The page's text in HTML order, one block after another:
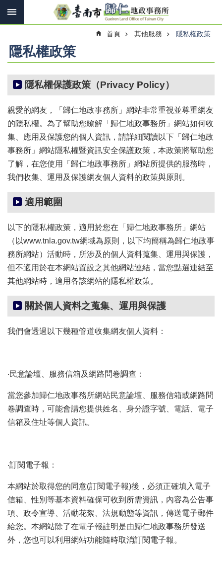
跳到主要內容區塊
搜
搜
尋
快
報
機
關
簡
介
線
上
申
辦
查
詢
便
民
服
意
下
專
區
主
他
服
地
籍
首頁 其他服務 隱私權政策
隱私權政策
隱私權保護政策（Privacy Policy）
親愛的網友，「歸仁地政事務所」網站非常重視並尊重網友
的隱私權。為了幫助您瞭解「歸仁地政事務所」網站如何收
集、應用及保護您的個人資訊，請詳細閱讀以下「歸仁地政
事務所」網站隱私權暨資訊安全保護政策，本政策將幫助您
了解，在您使用「歸仁地政事務所」網站所提供的服務時，
我們收集、運用及保護網友個人資料的政策與原則。
適用範圍
以下的隱私權政策，適用於您在「歸仁地政事務所」網站
（以www.tnla.gov.tw網域為原則，以下均簡稱為歸仁地政事
務所網站）活動時，所涉及的個人資料蒐集、運用與保護，
但不適用於在本網站置設之其他網站連結，當您點選連結至
其他網站時，適用各該網站的隱私權政策。
關於個人資料之蒐集、運用與保護
我們會透過以下幾種管道收集網友個人資料：
‧民意論壇、服務信箱及網路問卷調查：
當您參加歸仁地政事務所網站民意論壇、服務信箱或網路問
卷調查時，可能會請您提供姓名、身分證字號、電話、電子
信箱及住址等個人資訊。
‧訂閱電子報：
本網站於取得您的同意(訂閱電子報)後，必須正確填入電子
信箱、性別等基本資料確保可收到所需資訊，內容為公告事
項、政令宣導、活動花絮、法規動態等資訊，傳送電子郵件
給您。本網站除了在電子報註明是由歸仁地政事務所發送
外，您也可以利用網站功能隨時取消訂閱電子報。